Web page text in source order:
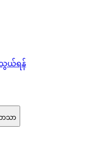
ယ်ရန်
ာသာ